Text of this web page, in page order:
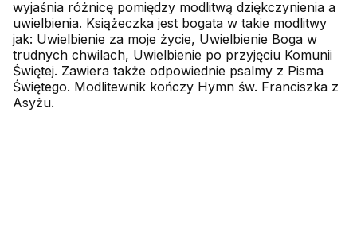
wyjaśnia różnicę pomiędzy modlitwą dziękczynienia a
uwielbienia. Książeczka jest bogata w takie modlitwy
jak: Uwielbienie za moje życie, Uwielbienie Boga w
trudnych chwilach, Uwielbienie po przyjęciu Komunii
Świętej. Zawiera także odpowiednie psalmy z Pisma
Świętego. Modlitewnik kończy Hymn św. Franciszka z
Asyżu.